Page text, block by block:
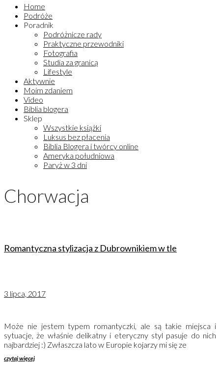
Home
Podróże
Poradnik
Podróżnicze rady
Praktyczne przewodniki
Fotografia
Studia za granicą
Lifestyle
Aktywnie
Moim zdaniem
Video
Biblia blogera
Sklep
Wszystkie książki
Luksus bez płacenia
Biblia Blogera i twórcy online
Ameryka południowa
Paryż w 3 dni
Chorwacja
Romantyczna stylizacja z Dubrownikiem w tle
3 lipca, 2017
Może nie jestem typem romantyczki, ale są takie miejsca i
sytuacje, że właśnie delikatny i eteryczny styl pasuje do nich
najbardziej :) Zwłaszcza lato w Europie kojarzy mi się ze
czytaj więcej